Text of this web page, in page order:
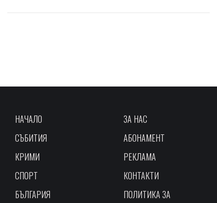
НАЧАЛО
СЪБИТИЯ
КРИМИ
СПОРТ
БЪЛГАРИЯ
ЗА НАС
АБОНАМЕНТ
РЕКЛАМА
КОНТАКТИ
ПОЛИТИКА ЗА